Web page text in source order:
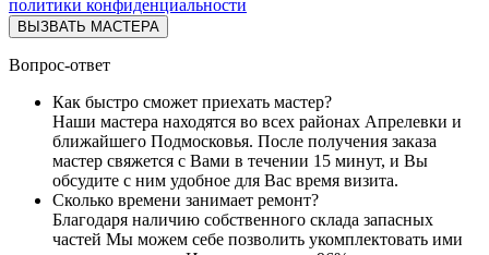
политики конфиденциальности
ВЫЗВАТЬ МАСТЕРА
Вопрос-ответ
Как быстро сможет приехать мастер?
Наши мастера находятся во всех районах Апрелевки и
ближайшего Подмосковья. После получения заказа
мастер свяжется с Вами в течении 15 минут, и Вы
обсудите с ним удобное для Вас время визита.
Сколько времени занимает ремонт?
Благодаря наличию собственного склада запасных
частей Мы можем себе позволить укомплектовать ими